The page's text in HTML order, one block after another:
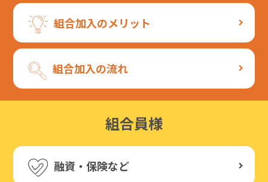
組合加入のメリット
組合加入の流れ
組合員様
融資・保険など